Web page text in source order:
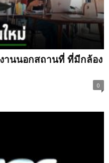
านนอกสถานที่ ที่มีกล้อง
0